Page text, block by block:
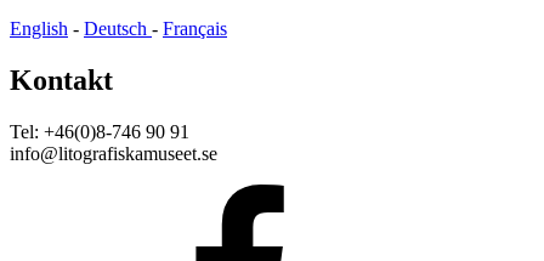
English - Deutsch - Français
Kontakt
Tel: +46(0)8-746 90 91
info@litografiskamuseet.se